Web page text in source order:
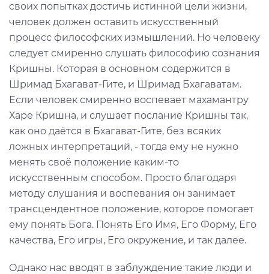
своих попытках достичь истинной цели жизни,
человек должен оставить искусственный
процесс философских измышлений. Но человеку
следует смиренно слушать философию сознания
Кришны. Которая в основном содержится в
Шримад Бхагават-Гите, и Шримад Бхагаватам.
Если человек смиренно воспевает махамантру
Харе Кришна, и слушает послание Кришны так,
как оно даётся в Бхагават-Гите, без всяких
ложных интерпретаций, - тогда ему не нужно
менять своё положение каким-то
искусственным способом. Просто благодаря
методу слушания и воспевания он занимает
трансцендентное положение, которое помогает
ему понять Бога. Понять Его Имя, Его Форму, Его
качества, Его игры, Его окружение, и так далее.
Однако нас вводят в заблуждение такие люди и